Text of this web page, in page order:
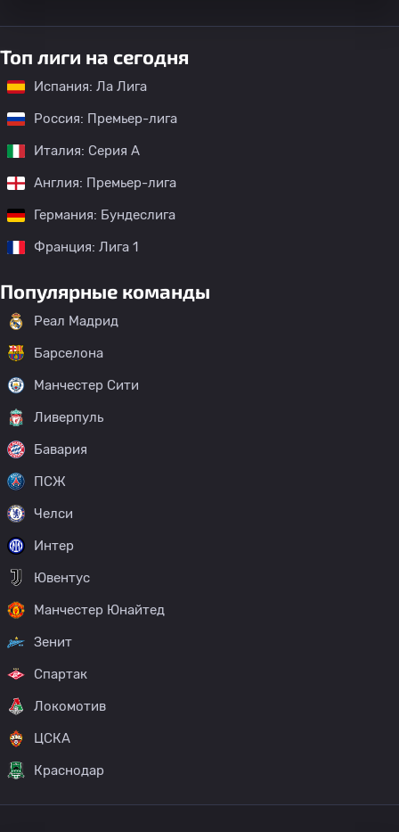
Топ лиги на сегодня
Испания: Ла Лига
Россия: Премьер-лига
Италия: Серия А
Англия: Премьер-лига
Германия: Бундеслига
Франция: Лига 1
Популярные команды
Реал Мадрид
Барселона
Манчестер Сити
Ливерпуль
Бавария
ПСЖ
Челси
Интер
Ювентус
Манчестер Юнайтед
Зенит
Спартак
Локомотив
ЦСКА
Краснодар